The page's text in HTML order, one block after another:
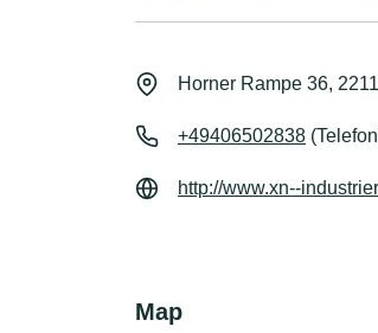
Horner Rampe 36,
+49406502838
http://www.xn--
Map